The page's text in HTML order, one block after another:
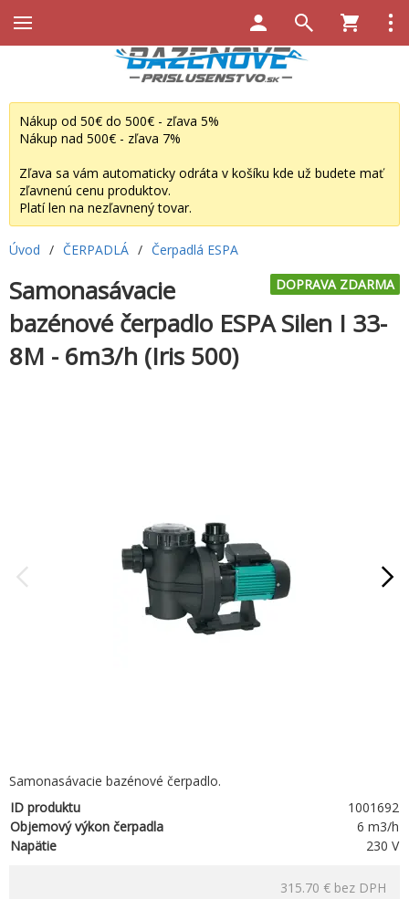
Nákup od 50€ do 500€ - zľava 5%
Nákup nad 500€ - zľava 7%
Zľava sa vám automaticky odráta v košíku kde už budete mať
zľavnenú cenu produktov.
Platí len na nezľavnený tovar.
Úvod / ČERPADLÁ / Čerpadlá ESPA
DOPRAVA ZDARMA
Samonasávacie
bazénové čerpadlo ESPA Silen I 33-
8M - 6m3/h (Iris 500)
Samonasávacie bazénové čerpadlo.
ID produktu
1001692
Objemový výkon čerpadla
6 m3/h
Napätie
230 V
315.70 € bez DPH